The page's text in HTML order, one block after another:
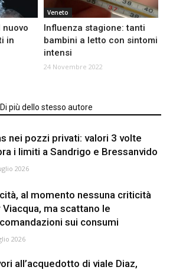
nuovo
in
Veneto
Influenza stagione: tanti
bambini a letto con sintomi
intensi
24 Novembre 2022
Di più dello stesso autore
nei pozzi privati: valori 3 volte
i limiti a Sandrigo e Bressanvido
2026
al momento nessuna criticità
Viacqua, ma scattano le
sui consumi
2026
all’acquedotto di viale Diaz,